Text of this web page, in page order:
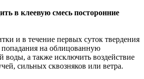
в клеевую смесь посторонние
и в течение первых суток твердения
попадания на облицованную
воды, а также исключить воздействие
сильных сквозняков или ветра.